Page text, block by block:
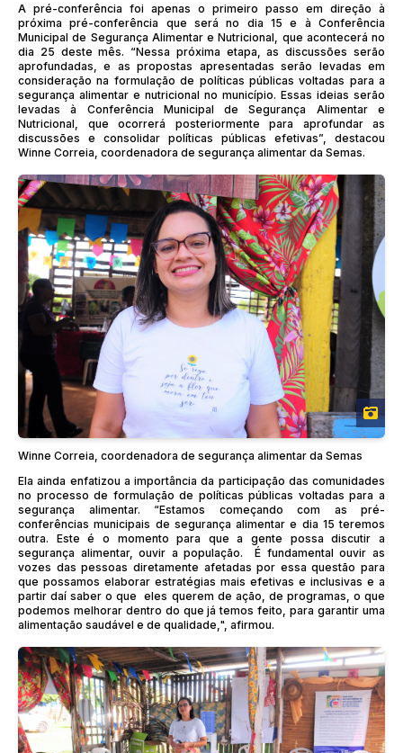
A pré-conferência foi apenas o primeiro passo em direção à
próxima pré-conferência que será no dia 15 e à Conferência
Municipal de Segurança Alimentar e Nutricional, que acontecerá no
dia 25 deste mês. “Nessa próxima etapa, as discussões serão
aprofundadas, e as propostas apresentadas serão levadas em
consideração na formulação de políticas públicas voltadas para a
segurança alimentar e nutricional no município. Essas ideias serão
levadas à Conferência Municipal de Segurança Alimentar e
Nutricional, que ocorrerá posteriormente para aprofundar as
discussões e consolidar políticas públicas efetivas”, destacou
Winne Correia, coordenadora de segurança alimentar da Semas.
Winne Correia, coordenadora de segurança alimentar da Semas
Ela ainda enfatizou a importância da participação das comunidades
no processo de formulação de políticas públicas voltadas para a
segurança alimentar. “Estamos começando com as pré-
conferências municipais de segurança alimentar e dia 15 teremos
outra. Este é o momento para que a gente possa discutir a
segurança alimentar, ouvir a população. É fundamental ouvir as
vozes das pessoas diretamente afetadas por essa questão para
que possamos elaborar estratégias mais efetivas e inclusivas e a
partir daí saber o que eles querem de ação, de programas, o que
podemos melhorar dentro do que já temos feito, para garantir uma
alimentação saudável e de qualidade,", afirmou.